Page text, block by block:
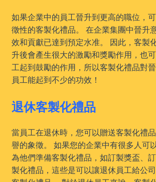
如果企業中的員工晉升到更高的職位，
徵性的客製化禮品。 在企業集團中晉升
效和貢獻已達到預定水准。 因此，客製
升後會產生很大的激勵和獎勵作用，也
工起到鼓勵的作用，所以客製化禮品對
員工能起到不少的功效！
退休客製化禮品
當員工在退休時，您可以贈送客製化禮
譽的象徵。 如果您的企業中有很多人可
為他們準備客製化禮品，如訂製獎盃、
製化禮品，這些是可以讓退休員工給公